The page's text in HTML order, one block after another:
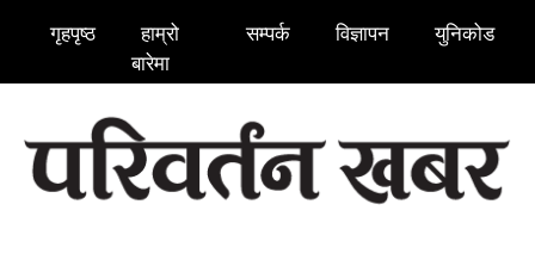
गृहपृष्ठ
हाम्रो
बारेमा
सम्पर्क विज्ञापन युनिकोड